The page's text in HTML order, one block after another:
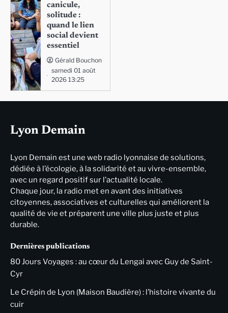
canicule,
solitude :
quand le lien
social devient
essentiel
Gérald Bouchon
samedi 01 août
2026 13:25
Lyon Demain
Lyon Demain est une web radio lyonnaise de solutions,
dédiée à l’écologie, à la solidarité et au vivre-ensemble,
avec un regard positif sur l’actualité locale.
Chaque jour, la radio met en avant des initiatives
citoyennes, associatives et culturelles qui améliorent la
qualité de vie et préparent une ville plus juste et plus
durable.
Dernières publications
80 Jours Voyages : au cœur du Lengai avec Guy de Saint-
Cyr
Le Crépin de Lyon (Maison Baudière) : l’histoire vivante du
cuir